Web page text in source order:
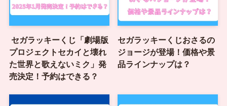
セガラッキーくじ「劇場版
プロジェクトセカイと壊れ
た世界と歌えないミク」発
売決定！予約はできる？
セガラッキーくじおさるの
ジョージが登場！価格や景
品ラインナップは？